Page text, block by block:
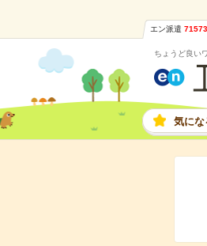
エン派遣 71573
ちょうど良い
気にな